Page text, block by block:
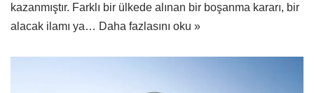
kazanmıştır. Farklı bir ülkede alınan bir boşanma kararı, bir
alacak ilamı ya… Daha fazlasını oku »